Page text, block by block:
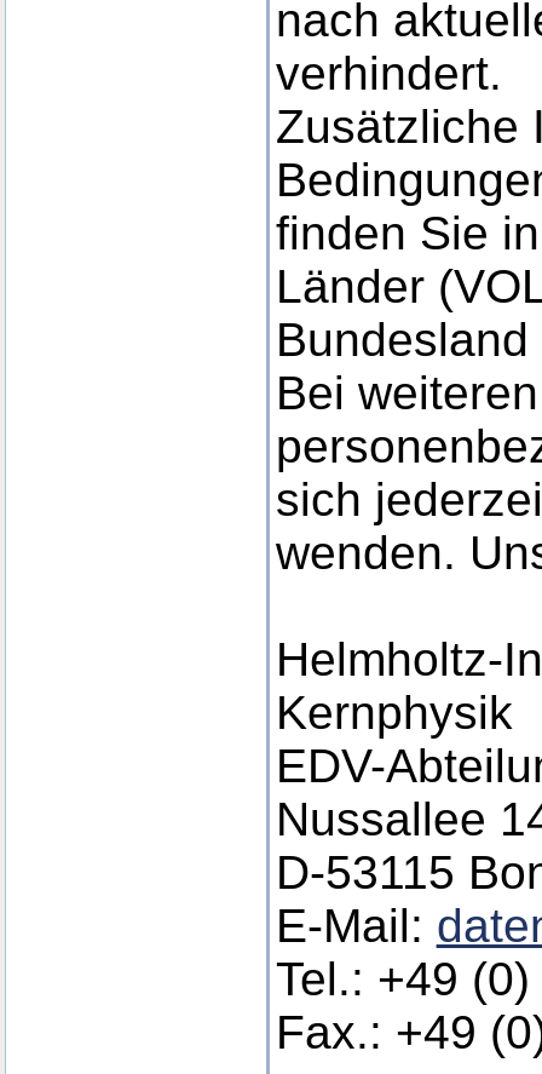
nach
verhindert.
Zusätzliche
finden Sie
Länder
Bei
sich
wenden.
Helmholtz-
Kernphysik
EDV-
Nussallee
D-53115
E-Mail:
Tel.: +49
Fax.: +49